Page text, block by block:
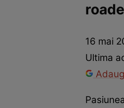
16 mai
Ultima